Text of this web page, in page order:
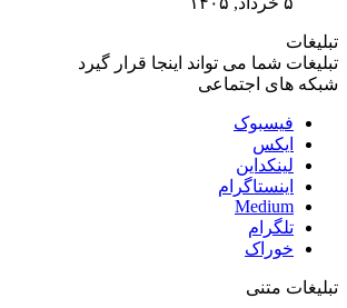
تبلیغات
تبلیغات شما می تواند اینجا قرار گیرد
شبکه های اجتماعی
فیسبوک
ایکس
لینکداین
اینستاگرام
Medium
تلگرام
خوراک
تبلیغات متنی